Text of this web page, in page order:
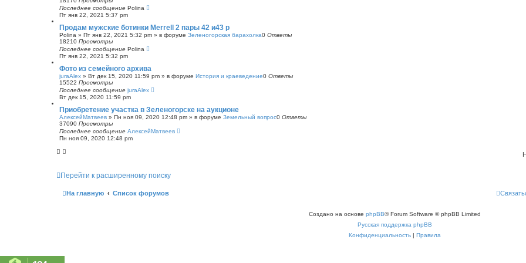
Последнее сообщение Polina
Пт янв 22, 2021 5:37 pm
Продам мужские ботинки Merrell 2 пары 42 и43 р
Polina » Пт янв 22, 2021 5:32 pm » в форуме Зеленогорская барахолка0 Ответы
18210 Просмотры
Последнее сообщение Polina
Пт янв 22, 2021 5:32 pm
Фото из семейного архива
juraAlex » Вт дек 15, 2020 11:59 pm » в форуме История и краеведение0 Ответы
15522 Просмотры
Последнее сообщение juraAlex
Вт дек 15, 2020 11:59 pm
Приобретение участка в Зеленогорске на аукционе
АлексейМатвеев » Пн ноя 09, 2020 12:48 pm » в форуме Земельный вопрос0 Ответы
37090 Просмотры
Последнее сообщение АлексейМатвеев
Пн ноя 09, 2020 12:48 pm
Перейти к расширенному поиску
На главную Список форумов
Создано на основе phpBB® Forum Software © phpBB Limited
Русская поддержка phpBB
Конфиденциальность| Правила